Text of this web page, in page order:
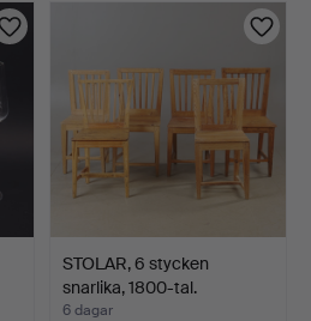
STOLAR, 6 stycken
snarlika, 1800-tal.
6 dagar